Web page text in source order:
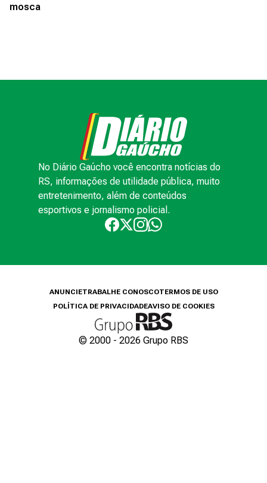
mosca
No Diário Gaúcho você encontra notícias do
RS, informações de utilidade pública, muito
entretenimento, além de conteúdos
esportivos e jornalismo policial.
ANUNCIETRABALHE CONOSCOTERMOS DE USO
POLÍTICA DE PRIVACIDADEAVISO DE COOKIES
© 2000 - 2026 Grupo RBS